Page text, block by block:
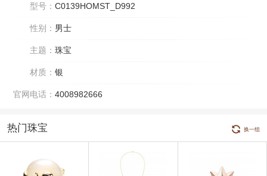
型号： C0139HOMST_D992
性别： 男士
主题： 珠宝
材质： 银
官网电话： 4008982666
热门珠宝 换一组